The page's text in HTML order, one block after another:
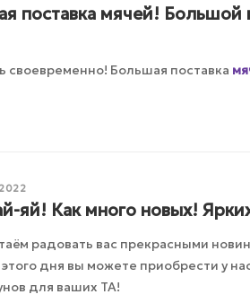
поставка мячей! Большой
своевременно! Большая поставка
яй! Как много новых!
радовать вас прекрасными
дня вы можете приобрести у
для ваших ТА!